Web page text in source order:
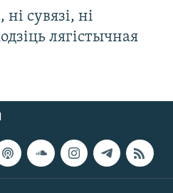
ні сувязі, ні
лягістычная